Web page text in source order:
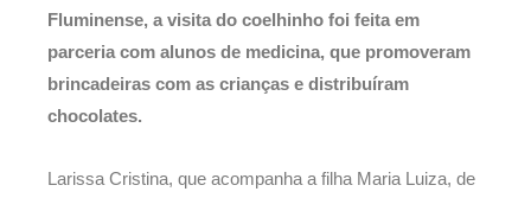
Fluminense, a visita do coelhinho foi feita em
parceria com alunos de medicina, que promoveram
brincadeiras com as crianças e distribuíram
chocolates.
Larissa Cristina, que acompanha a filha Maria Luiza, de